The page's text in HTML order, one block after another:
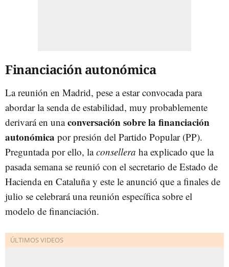
Financiación autonómica
La reunión en Madrid, pese a estar convocada para
abordar la senda de estabilidad, muy probablemente
derivará en unaconversación sobre la financiación
autonómica por presión del Partido Popular (PP).
Preguntada por ello, laconsellera ha explicado que la
pasada semana se reunió con el secretario de Estado de
Hacienda en Cataluña y este le anunció que a finales de
julio se celebrará una reunión específica sobre el
modelo de financiación.